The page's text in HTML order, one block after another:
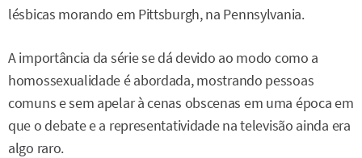
lésbicas morando em Pittsburgh, na Pennsylvania.
A importância da série se dá devido ao modo como a
homossexualidade é abordada, mostrando pessoas
comuns e sem apelar à cenas obscenas em uma época em
que o debate e a representatividade na televisão ainda era
algo raro.